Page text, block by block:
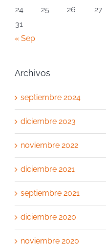
24
25 26 27
31
« Sep
Archivos
septiembre 2024
diciembre 2023
noviembre 2022
diciembre 2021
septiembre 2021
diciembre 2020
noviembre 2020